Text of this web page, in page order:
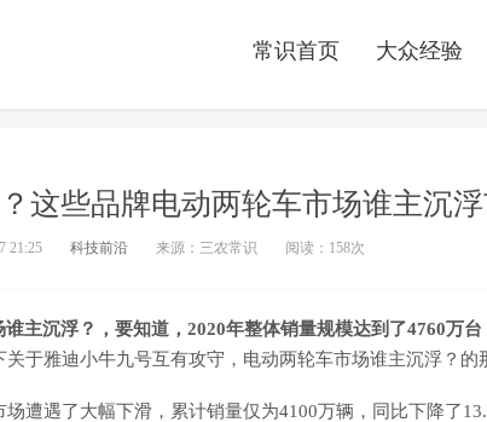
常识首页 大众经验
这些品牌电动两轮车市场谁主沉浮
21:25 科技前沿 来源：三农常识 阅读： 158次
主沉浮？，要知道，2020年整体销量规模达到了4760万
于雅迪小牛九号互有攻守，电动两轮车市场谁主沉浮？的
遭遇了大幅下滑，累计销量仅为4100万辆，同比下降了